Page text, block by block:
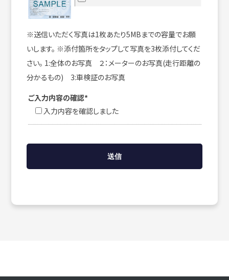
※送信いただく写真は1枚あたり5MBまでの容量でお願
いします。 ※添付箇所をタップして写真を3枚添付してくだ
さい。 1:全体のお写真 ２：メーターのお写真(走行距離の
分かるもの) 3:車検証のお写真
ご入力内容の確認*
入力内容を確認しました